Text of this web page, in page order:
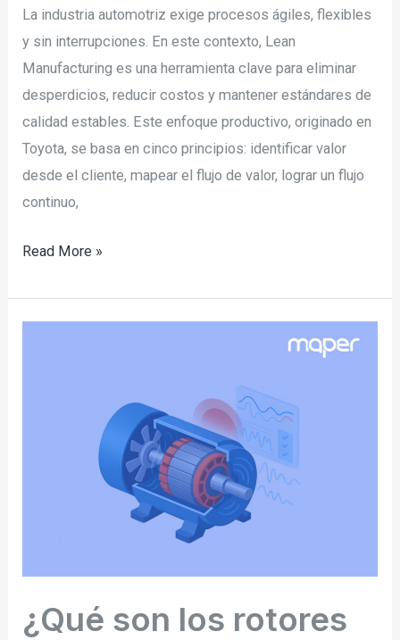
La industria automotriz exige procesos ágiles, flexibles
y sin interrupciones. En este contexto, Lean
Manufacturing es una herramienta clave para eliminar
desperdicios, reducir costos y mantener estándares de
calidad estables. Este enfoque productivo, originado en
Toyota, se basa en cinco principios: identificar valor
desde el cliente, mapear el flujo de valor, lograr un flujo
continuo,
Read More »
¿Qué son los rotores
mantenerlos?